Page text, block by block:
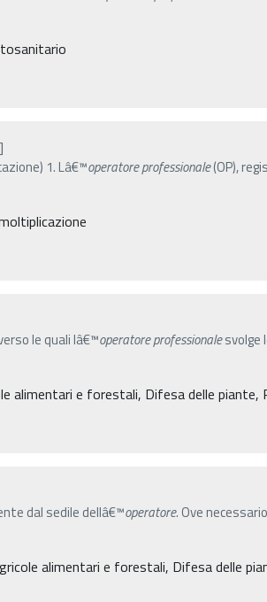
1. Lâ€™operatoreprofessionale(OP),
le quali lâ€™operatoreprofessionalesvolge
alimentari e forestali, Difesa delle
dal sedile dellâ€™operatore. Ove
alimentari e forestali, Difesa delle